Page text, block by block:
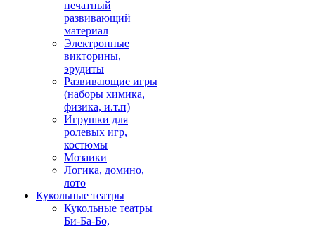
печатный
развивающий
материал
Электронные
викторины,
эрудиты
Развивающие игры
(наборы химика,
физика, и.т.п)
Игрушки для
ролевых игр,
костюмы
Мозаики
Логика, домино,
лото
Кукольные театры
Кукольные театры
Би-Ба-Бо,